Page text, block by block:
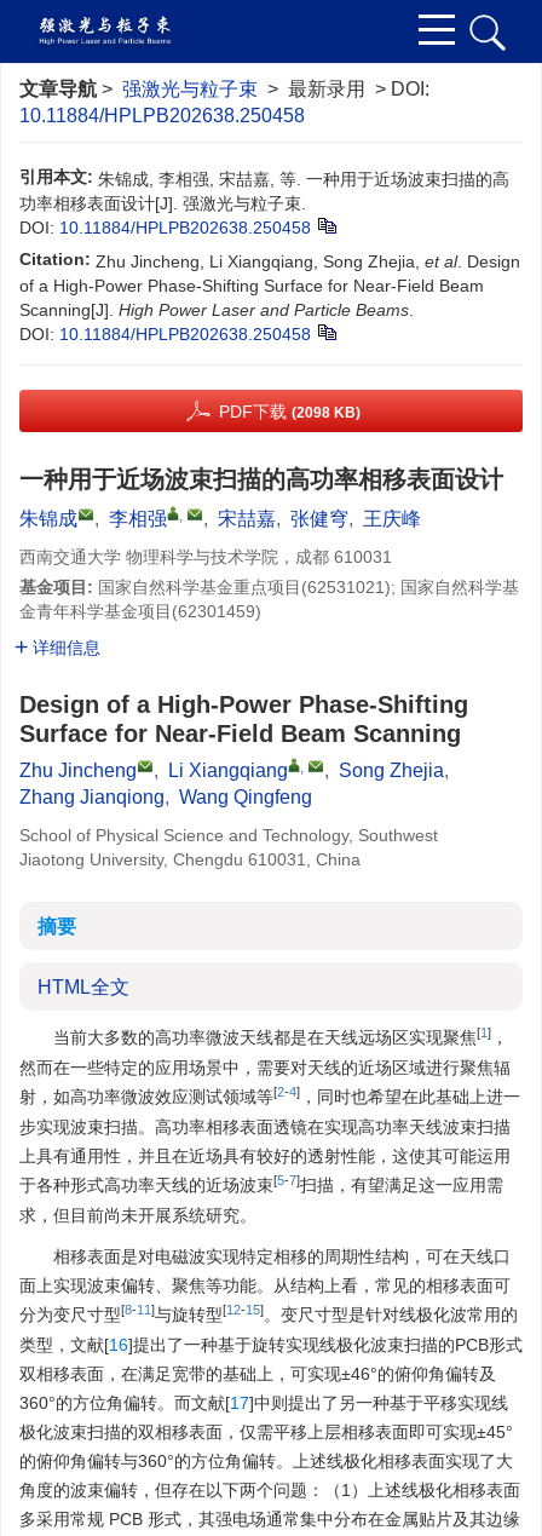
文章导航 > 强激光与粒子束 > 最新录用 > DOI:
10.11884/HPLPB202638.250458
引用本文: 朱锦成, 李相强, 宋喆嘉, 等. 一种用于近场波束扫描的高
功率相移表面设计[J]. 强激光与粒子束.
DOI: 10.11884/HPLPB202638.250458
Citation: Zhu Jincheng, Li Xiangqiang, Song Zhejia, et al. Design
of a High-Power Phase-Shifting Surface for Near-Field Beam
Scanning[J]. High Power Laser and Particle Beams
DOI: 10.11884/HPLPB202638.250458
PDF下载 (2098 KB)
一种用于近场波束扫描的高功率相移表面设计
朱锦成 , 李相强 , , 宋喆嘉, 张健穹, 王庆峰
西南交通大学 物理科学与技术学院，成都 610031
基金项目: 国家自然科学基金重点项目(62531021); 国家自然科学基
金青年科学基金项目(62301459)
详细信息
Design of a High-Power Phase-Shifting
Surface for Near-Field Beam Scanning
Zhu Jincheng , Li Xiangqiang , , Song Zhejia,
Zhang Jianqiong, Wang Qingfeng
School of Physical Science and Technology, Southwest
Jiaotong University, Chengdu 610031, China
摘要
HTML全文
当前大多数的高功率微波天线都是在天线远场区实现聚焦[1] ，
然而在一些特定的应用场景中，需要对天线的近场区域进行聚焦辐
射，如高功率微波效应测试领域等[2-4] ，同时也希望在此基础上进一
步实现波束扫描。高功率相移表面透镜在实现高功率天线波束扫描
上具有通用性，并且在近场具有较好的透射性能，这使其可能运用
于各种形式高功率天线的近场波束[5-7]扫描，有望满足这一应用需
求，但目前尚未开展系统研究。
相移表面是对电磁波实现特定相移的周期性结构，可在天线口
面上实现波束偏转、聚焦等功能。从结构上看，常见的相移表面可
分为变尺寸型[8-11]与旋转型[12-15]。变尺寸型是针对线极化波常用的
类型，文献[16]提出了一种基于旋转实现线极化波束扫描的PCB形式
双相移表面，在满足宽带的基础上，可实现±46°的俯仰角偏转及
360°的方位角偏转。而文献[17]中则提出了另一种基于平移实现线
极化波束扫描的双相移表面，仅需平移上层相移表面即可实现±45°
的俯仰角偏转与360°的方位角偏转。上述线极化相移表面实现了大
角度的波束偏转，但存在以下两个问题：（1）上述线极化相移表面
多采用常规 PCB 形式，其强电场通常集中分布在金属贴片及其边缘